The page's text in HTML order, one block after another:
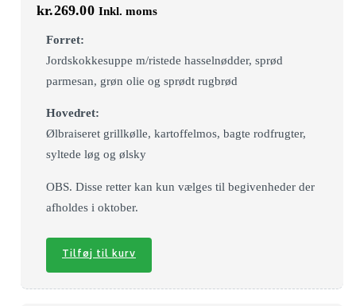
kr.269.00 Inkl. moms
Forret:
Jordskokkesuppe m/ristede hasselnødder, sprød
parmesan, grøn olie og sprødt rugbrød
Hovedret:
Ølbraiseret grillkølle, kartoffelmos, bagte rodfrugter,
syltede løg og ølsky
OBS. Disse retter kan kun vælges til begivenheder der
afholdes i oktober.
Tilføj til kurv